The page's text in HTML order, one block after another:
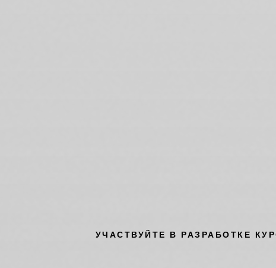
УЧАСТВУЙТЕ В РАЗРАБОТКЕ